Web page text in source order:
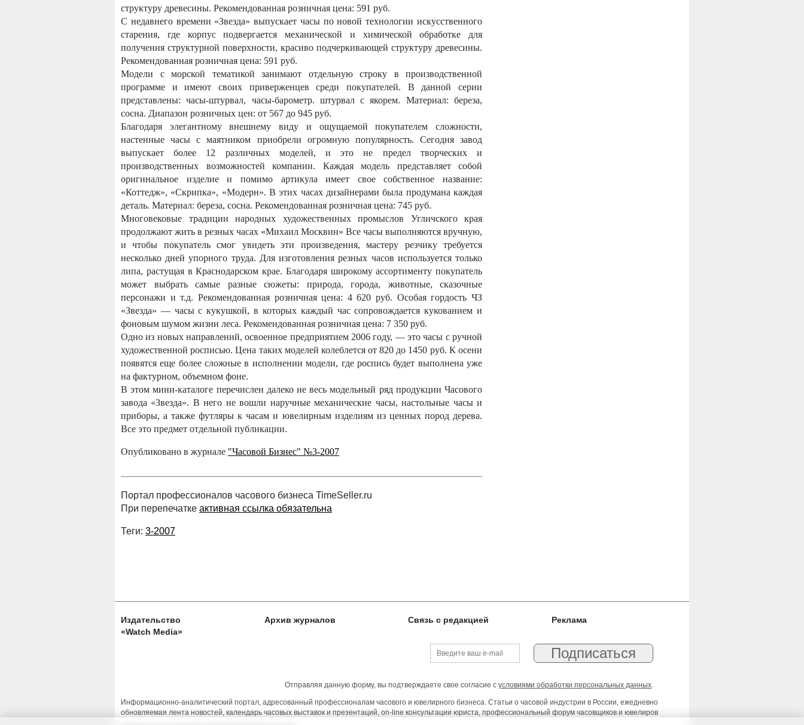
структуру древесины. Рекомендованная розничная цена: 591 руб.
С недавнего времени «Звезда» выпускает часы по новой технологии искусственного
старения, где корпус подвергается механической и химической обработке для
получения структурной поверхности, красиво подчеркивающей структуру древесины.
Рекомендованная розничная цена: 591 руб.
Модели с морской тематикой занимают отдельную строку в производственной
программе и имеют своих приверженцев среди покупателей. В данной серии
представлены: часы-штурвал, часы-барометр. штурвал с якорем. Материал: береза,
сосна. Диапазон розничных цен: от 567 до 945 руб.
Благодаря элегантному внешнему виду и ощущаемой покупателем сложности,
настенные часы с маятником приобрели огромную популярность. Сегодня завод
выпускает более 12 различных моделей, и это не предел творческих и
производственных возможностей компании. Каждая модель представляет собой
оригинальное изделие и помимо артикула имеет свое собственное название:
«Коттедж», «Скрипка», «Модерн». В этих часах дизайнерами была продумана каждая
деталь. Материал: береза, сосна. Рекомендованная розничная цена: 745 руб.
Многовековые традиции народных художественных промыслов Угличского края
продолжают жить в резных часах «Михаил Москвин» Все часы выполняются вручную,
и чтобы покупатель смог увидеть эти произведения, мастеру резчику требуется
несколько дней упорного труда. Для изготовления резных часов используется только
липа, растущая в Краснодарском крае. Благодаря широкому ассортименту покупатель
может выбрать самые разные сюжеты: природа, города, животные, сказочные
персонажи и т.д. Рекомендованная розничная цена: 4 620 руб. Особая гордость ЧЗ
«Звезда» — часы с кукушкой, в которых каждый час сопровождается кукованием и
фоновым шумом жизни леса. Рекомендованная розничная цена: 7 350 руб.
Одно из новых направлений, освоенное предприятием 2006 году, — это часы с ручной
художественной росписью. Цена таких моделей колеблется от 820 до 1450 руб. К осени
появятся еще более сложные в исполнении модели, где роспись будет выполнена уже
на фактурном, объемном фоне.
В этом мини-каталоге перечислен далеко не весь модельный ряд продукции Часового
завода «Звезда». В него не вошли наручные механические часы, настольные часы и
приборы, а также футляры к часам и ювелирным изделиям из ценных пород дерева.
Все это предмет отдельной публикации.
Опубликовано в журнале "Часовой Бизнес" №3-2007
Портал профессионалов часового бизнеса TimeSeller.ru
При перепечатке активная ссылка обязательна
Теги: 3-2007
Издательство
«Watch Media»
Архив журналов Связь с редакцией Реклама
Отправляя данную форму, вы подтверждаете свое согласие с условиями обработки персональных данных.
Информационно-аналитический портал, адресованный профессионалам часового и ювелирного бизнеса. Статьи о часовой индустрии в России, ежедневно
обновляемая лента новостей, календарь часовых выставок и презентаций, on-line консультации юриста, профессиональный форум часовщиков и ювелиров